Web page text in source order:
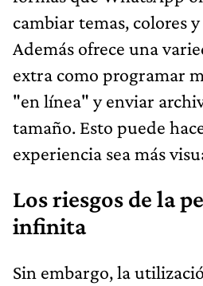
cambiar temas, colores
Además ofrece una
extra como programar
"en línea" y enviar
tamaño. Esto puede
experiencia sea más
Los riesgos de la
infinita
Sin embargo, la